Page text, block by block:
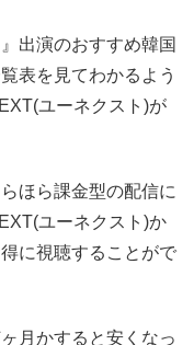
出演のおすすめ韓国
表を見てわかるよう
ユーネクスト)が
ほら課金型の配信に
ユーネクスト)か
に視聴することがで
月かすると安くなっ